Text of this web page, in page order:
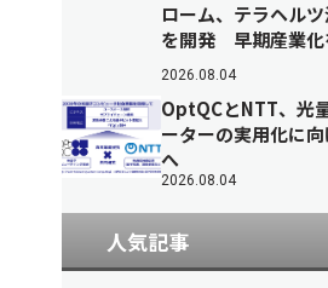
ローム、テラヘル
を開発 早期産業化
2026.08.04
OptQCとNTT、光
ーターの実用化に
へ
2026.08.04
人気記事